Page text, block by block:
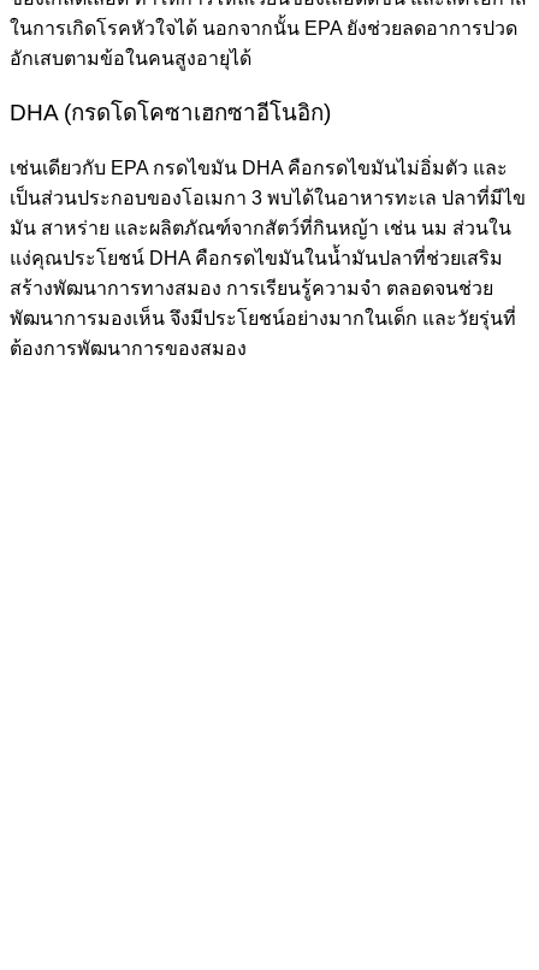
ในการเกิดโรคหัวใจได้ นอกจากนั้น EPA ยังช่วยลดอาการปวด
อักเสบตามข้อในคนสูงอายุได้
DHA (กรดโดโคซาเฮกซาอีโนอิก)
เช่นเดียวกับ EPA กรดไขมัน DHA คือกรดไขมันไม่อิ่มตัว และ
เป็นส่วนประกอบของโอเมกา 3 พบได้ในอาหารทะเล ปลาที่มีไข
มัน สาหร่าย และผลิตภัณฑ์จากสัตว์ที่กินหญ้า เช่น นม ส่วนใน
แง่คุณประโยชน์ DHA คือกรดไขมันในน้ำมันปลาที่ช่วยเสริม
สร้างพัฒนาการทางสมอง การเรียนรู้ความจำ ตลอดจนช่วย
พัฒนาการมองเห็น จึงมีประโยชน์อย่างมากในเด็ก และวัยรุ่นที่
ต้องการพัฒนาการของสมอง